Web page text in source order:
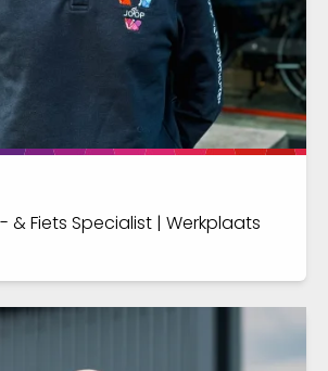
& Fiets Specialist | Werkplaats